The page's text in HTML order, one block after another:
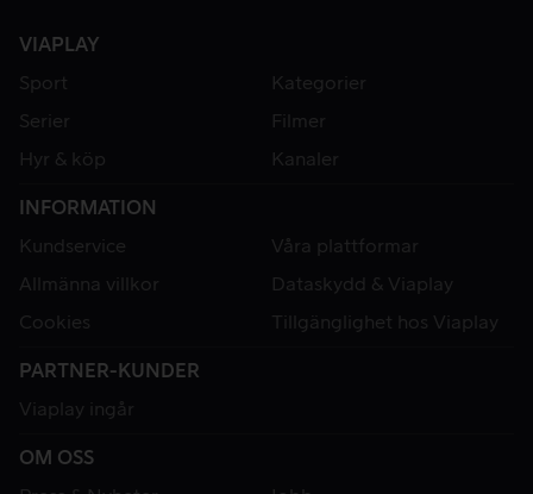
VIAPLAY
Sport
Kategorier
Serier
Filmer
Hyr & köp
Kanaler
INFORMATION
Kundservice
Våra plattformar
Allmänna villkor
Dataskydd & Viaplay
Cookies
Tillgänglighet hos Viaplay
PARTNER-KUNDER
Viaplay ingår
OM OSS